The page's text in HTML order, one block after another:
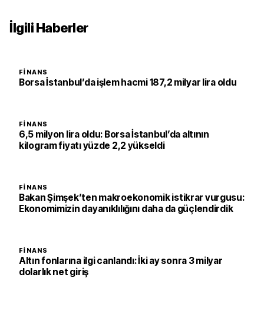
İlgili Haberler
FINANS
Borsa İstanbul’da işlem hacmi 187,2 milyar lira oldu
FINANS
6,5 milyon lira oldu: Borsa İstanbul’da altının
kilogram fiyatı yüzde 2,2 yükseldi
FINANS
Bakan Şimşek’ten makroekonomik istikrar vurgusu:
Ekonomimizin dayanıklılığını daha da güçlendirdik
FINANS
Altın fonlarına ilgi canlandı: İki ay sonra 3 milyar
dolarlık net giriş